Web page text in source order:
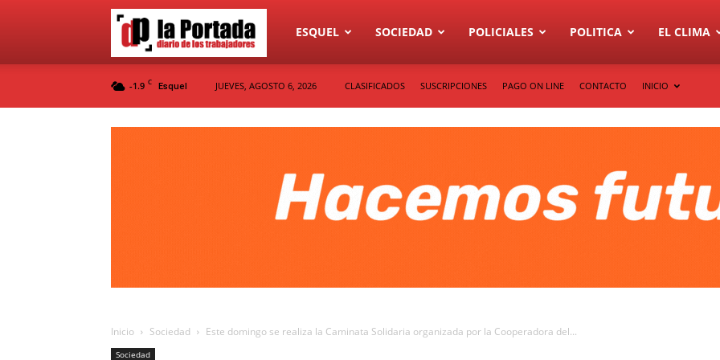
Diario
La
ESQUEL SOCIEDAD POLICIALES POLITICA EL CLIMA
-1.9 C Esquel JUEVES, AGOSTO 6, 2026 CLASIFICADOS SUSCRIPCIONES PAGO ON LINE CONTACTO INICIO
Inicio Sociedad Este domingo se realiza la Caminata Solidaria organizada por la Cooperadora del...
Sociedad